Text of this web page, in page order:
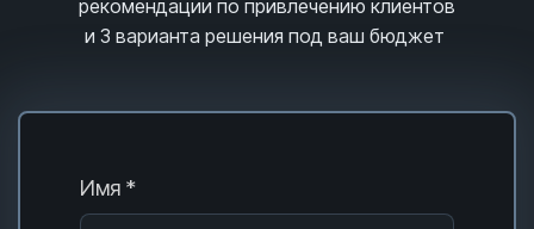
рекомендации по привлечению клиентов
и 3 варианта решения под ваш бюджет
Имя *